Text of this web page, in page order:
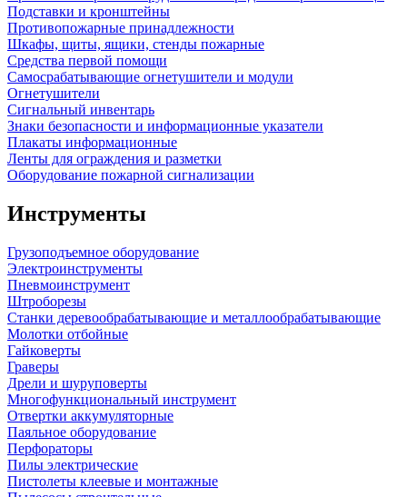
Подставки и кронштейны
Противопожарные принадлежности
Шкафы, щиты, ящики, стенды пожарные
Средства первой помощи
Самосрабатывающие огнетушители и модули
Огнетушители
Сигнальный инвентарь
Знаки безопасности и информационные указатели
Плакаты информационные
Ленты для ограждения и разметки
Оборудование пожарной сигнализации
Инструменты
Грузоподъемное оборудование
Электроинструменты
Пневмоинструмент
Штроборезы
Станки деревообрабатывающие и металлообрабатывающие
Молотки отбойные
Гайковерты
Граверы
Дрели и шуруповерты
Многофункциональный инструмент
Отвертки аккумуляторные
Паяльное оборудование
Перфораторы
Пилы электрические
Пистолеты клеевые и монтажные